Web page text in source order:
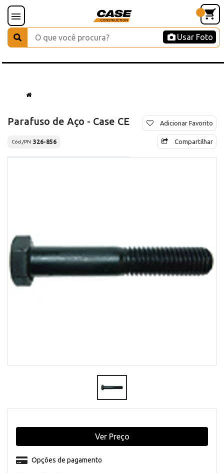
Usar Foto
Parafuso de Aço - Case CE
Cód./PN 326-856
Adicionar Favorito
Compartilhar
Opções de pagamento
Ver Preço